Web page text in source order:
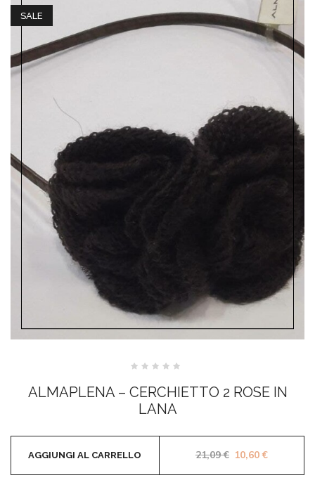
SALE
su
5
ALMAPLENA – CERCHIETTO 2 ROSE IN
LANA
21,09€ Il prezzo
10,60€Il prezzo
AGGIUNGI AL CARRELLO